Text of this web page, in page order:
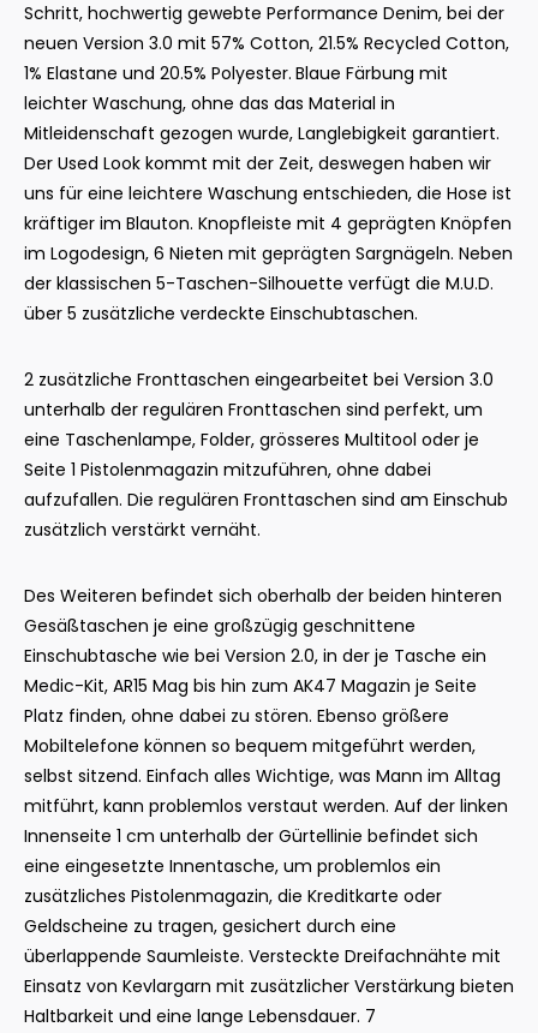
Schritt, hochwertig gewebte Performance Denim, bei der
neuen Version 3.0 mit 57% Cotton, 21.5% Recycled Cotton,
1% Elastane und 20.5% Polyester. Blaue Färbung mit
leichter Waschung, ohne das das Material in
Mitleidenschaft gezogen wurde, Langlebigkeit garantiert.
Der Used Look kommt mit der Zeit, deswegen haben wir
uns für eine leichtere Waschung entschieden, die Hose ist
kräftiger im Blauton. Knopfleiste mit 4 geprägten Knöpfen
im Logodesign, 6 Nieten mit geprägten Sargnägeln. Neben
der klassischen 5-Taschen-Silhouette verfügt die M.U.D.
über 5 zusätzliche verdeckte Einschubtaschen.
2 zusätzliche Fronttaschen eingearbeitet bei Version 3.0
unterhalb der regulären Fronttaschen sind perfekt, um
eine Taschenlampe, Folder, grösseres Multitool oder je
Seite 1 Pistolenmagazin mitzuführen, ohne dabei
aufzufallen. Die regulären Fronttaschen sind am Einschub
zusätzlich verstärkt vernäht.
Des Weiteren befindet sich oberhalb der beiden hinteren
Gesäßtaschen je eine großzügig geschnittene
Einschubtasche wie bei Version 2.0, in der je Tasche ein
Medic-Kit, AR15 Mag bis hin zum AK47 Magazin je Seite
Platz finden, ohne dabei zu stören. Ebenso größere
Mobiltelefone können so bequem mitgeführt werden,
selbst sitzend. Einfach alles Wichtige, was Mann im Alltag
mitführt, kann problemlos verstaut werden. Auf der linken
Innenseite 1 cm unterhalb der Gürtellinie befindet sich
eine eingesetzte Innentasche, um problemlos ein
zusätzliches Pistolenmagazin, die Kreditkarte oder
Geldscheine zu tragen, gesichert durch eine
überlappende Saumleiste. Versteckte Dreifachnähte mit
Einsatz von Kevlargarn mit zusätzlicher Verstärkung bieten
Haltbarkeit und eine lange Lebensdauer. 7